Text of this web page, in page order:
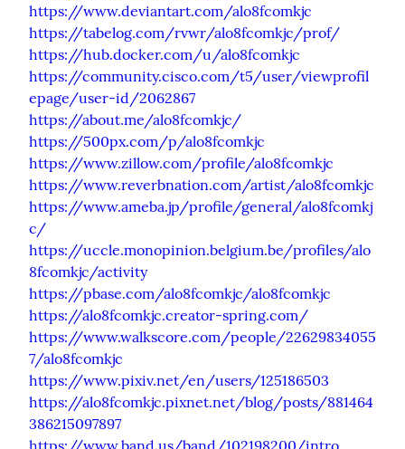
https://www.deviantart.com/alo8fcomkjc
https://tabelog.com/rvwr/alo8fcomkjc/prof/
https://hub.docker.com/u/alo8fcomkjc
https://community.cisco.com/t5/user/viewprofil
epage/user-id/2062867
https://about.me/alo8fcomkjc/
https://500px.com/p/alo8fcomkjc
https://www.zillow.com/profile/alo8fcomkjc
https://www.reverbnation.com/artist/alo8fcomkjc
https://www.ameba.jp/profile/general/alo8fcomkj
c/
https://uccle.monopinion.belgium.be/profiles/alo
8fcomkjc/activity
https://pbase.com/alo8fcomkjc/alo8fcomkjc
https://alo8fcomkjc.creator-spring.com/
https://www.walkscore.com/people/22629834055
7/alo8fcomkjc
https://www.pixiv.net/en/users/125186503
https://alo8fcomkjc.pixnet.net/blog/posts/881464
386215097897
https://www.band.us/band/102198200/intro